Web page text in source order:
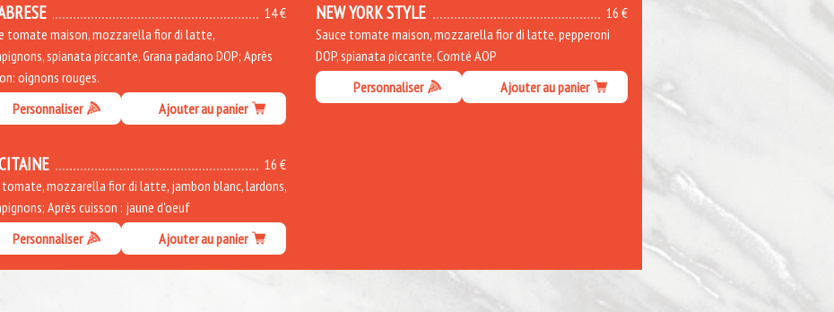
14 €
tomate maison, mozzarella fior di latte,
spianata piccante, Grana padano DOP; Après
oignons rouges.
Personnaliser
Ajouter au panier
16 €
NEW YORK STYLE
Sauce tomate maison, mozzarella fior di latte, pepperoni
DOP, spianata piccante, Comté AOP
Personnaliser
Ajouter au panier
16 €
tomate, mozzarella fior di latte, jambon blanc, lardons,
Après cuisson : jaune d'oeuf
Personnaliser
Ajouter au panier